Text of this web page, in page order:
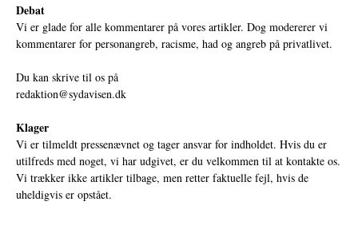
Debat
Vi er glade for alle kommentarer på vores artikler. Dog modererer vi
kommentarer for personangreb, racisme, had og angreb på privatlivet.
Du kan skrive til os på
redaktion@sydavisen.dk
Klager
Vi er tilmeldt pressenævnet og tager ansvar for indholdet. Hvis du er
utilfreds med noget, vi har udgivet, er du velkommen til at kontakte os.
Vi trækker ikke artikler tilbage, men retter faktuelle fejl, hvis de
uheldigvis er opstået.